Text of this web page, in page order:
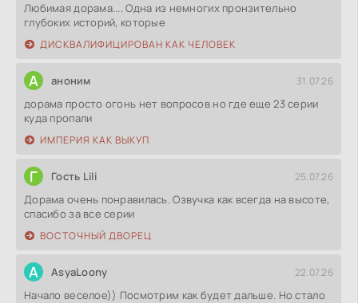
Любимая дорама.... Одна из немногих пронзительно
глубоких историй, которые
ДИСКВАЛИФИЦИРОВАН КАК ЧЕЛОВЕК
А аноним 31.07.26
дорама просто огонь нет вопросов но где еще 23 серии
куда пропали
ИМПЕРИЯ КАК ВЫКУП
Г Гость Lili 25.07.26
Дорама очень понравилась. Озвучка как всегда на высоте,
спасибо за все серии
ВОСТОЧНЫЙ ДВОРЕЦ
A AsyaLoony 22.07.26
Начало веселое)) Посмотрим как будет дальше. Но стало